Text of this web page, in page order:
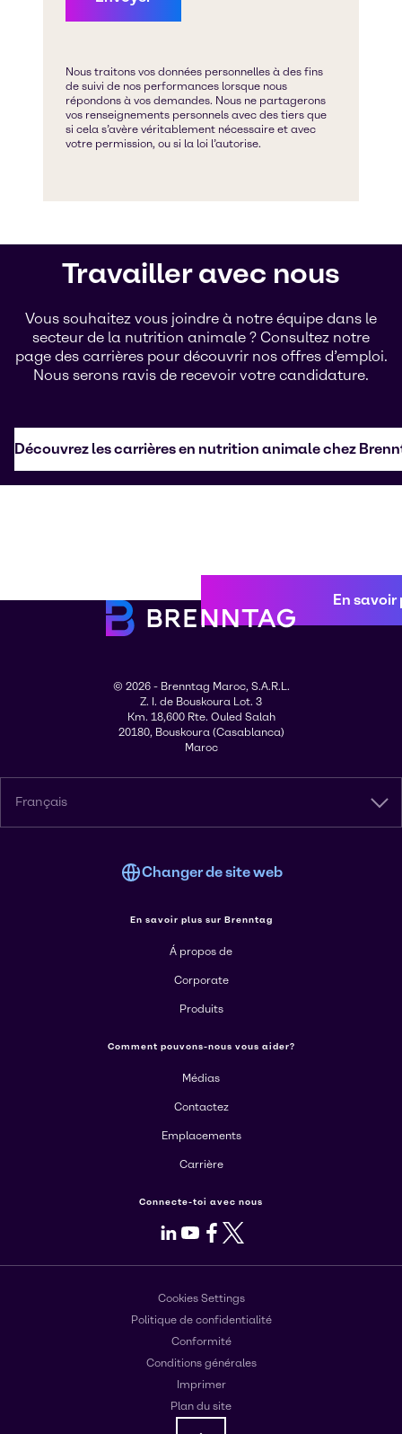
Travailler avec nous
Vous souhaitez vous joindre à notre équipe dans le
secteur de la nutrition animale ? Consultez notre
page des carrières pour découvrir nos offres d’emploi.
Nous serons ravis de recevoir votre candidature.
Découvrez les carrières en nutrition animale chez
En savoir
© 2026 - Brenntag Maroc, S.A.R.L.
Z. I. de Bouskoura Lot. 3
Km. 18,600 Rte. Ouled Salah
20180, Bouskoura (Casablanca)
Maroc
Français
Changer de site web
En savoir plus sur Brenntag
Á propos de
Corporate
Produits
Comment pouvons-nous vous aider?
Médias
Contactez
Emplacements
Carrière
Connecte-toi avec nous
LinkedIn
Youtube
Facebook
X
Cookies Settings
Politique de confidentialité
Conformité
Conditions générales
Imprimer
Plan du site